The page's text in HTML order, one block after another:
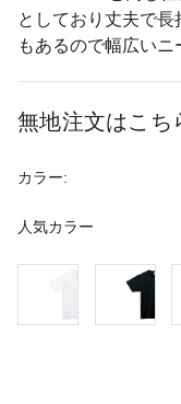
としており丈夫で
もあるので幅広いニ
無地注文はこち
カラー:
人気カラー